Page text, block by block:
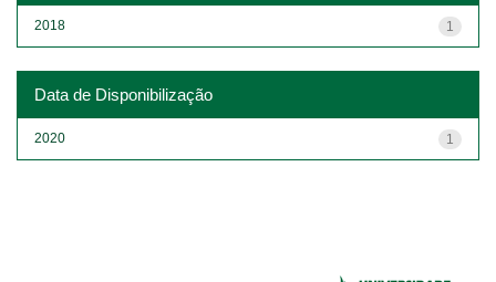
1
2018
Data de Disponibilização
1
2020